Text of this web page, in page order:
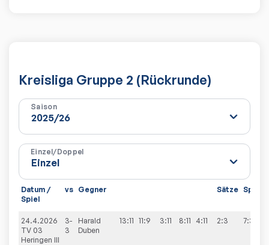
Kreisliga Gruppe 2 (Rückrunde)
Saison
Einzel/Doppel
Datum /
Spiel
vs Gegner Sätze Spiele
24.4.2026
TV 03
Heringen III
3-
3
Harald
Duben
13:11 11:9 3:11 8:11 4:11 2:3 7:3